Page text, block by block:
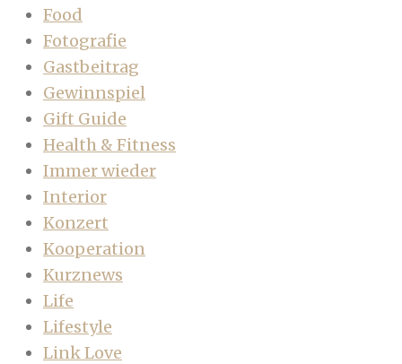
Food
Fotografie
Gastbeitrag
Gewinnspiel
Gift Guide
Health & Fitness
Immer wieder
Interior
Konzert
Kooperation
Kurznews
Life
Lifestyle
Link Love